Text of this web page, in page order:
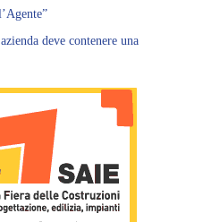
deve contenere una